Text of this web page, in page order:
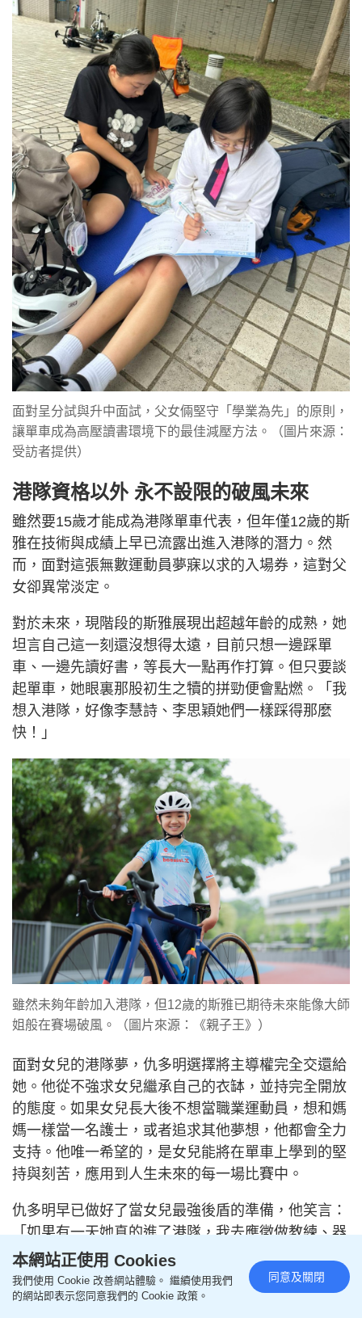
段，他寧可讓斯雅的運動成績暫時下滑，也一定要先
滿足太太對女兒學業的要求。他深信，現階段的單車
訓練，核心目的在於培養女兒面對逆境的堅毅精神和
鬥志，而不是在分數與名次間盲目地「逼她狂踩」。
這種重視過程多於結果的態度，反而為斯雅在心理上
構建了一個安全網，讓她在沉重的呈分試壓力下，依
然能把單車當作依靠。
面對呈分試與升中面試，父女倆堅守「學業為先」的原則，
讓單車成為高壓讀書環境下的最佳減壓方法。（圖片來源：
受訪者提供）
港隊資格以外 永不設限的破風未來
雅在技術與成績上早已流露出進入港隊的潛力。然
而，面對這張無數運動員夢寐以求的入場券，這對父
女卻異常淡定。
對於未來，現階段的斯雅展現出超越年齡的成熟，她
坦言自己這一刻還沒想得太遠，目前只想一邊踩單
車、一邊先讀好書，等長大一點再作打算。但只要談
起單車，她眼裏那股初生之犢的拼勁便會點燃。「我
想入港隊，好像李慧詩、李思穎她們一樣踩得那麼
快！」
雖然未夠年齡加入港隊，但12歲的斯雅已期待未來能像大師
姐般在賽場破風。（圖片來源：《親子王》）
面對女兒的港隊夢，仇多明選擇將主導權完全交還給
本網站正使用 Cookies
我們使用 Cookie 改善網站體驗。 繼續使用我們
的網站即表示您同意我們的 Cookie 政策。
同意及關閉